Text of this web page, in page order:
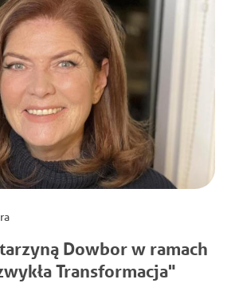
Dowbor w ramach
Transformacja"